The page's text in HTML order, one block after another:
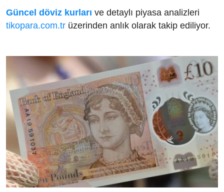
Güncel döviz kurları ve detaylı piyasa analizleri
tikopara.com.tr üzerinden anlık olarak takip ediliyor.